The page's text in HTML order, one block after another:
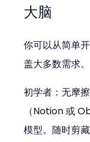
大脑
你可以从简单
盖大多数需求。
初学者：无摩
（Notion 或
模型。随时剪